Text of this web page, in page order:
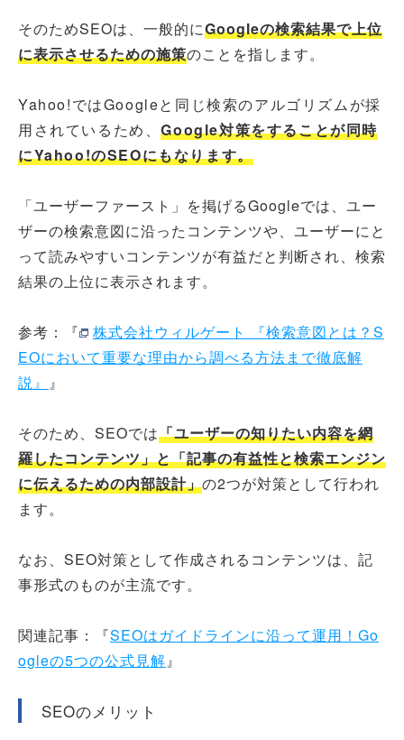
そのためSEOは、一般的にGoogleの検索結果で上位
に表示させるための施策のことを指します。
Yahoo!ではGoogleと同じ検索のアルゴリズムが採
用されているため、Google対策をすることが同時
にYahoo!のSEOにもなります。
「ユーザーファースト」を掲げるGoogleでは、ユー
ザーの検索意図に沿ったコンテンツや、ユーザーにと
って読みやすいコンテンツが有益だと判断され、検索
結果の上位に表示されます。
参考：『
株式会社ウィルゲート 『検索意図とは？S
EOにおいて重要な理由から調べる方法まで徹底解
説』 』
そのため、SEOでは「ユーザーの知りたい内容を網
羅したコンテンツ」と「記事の有益性と検索エンジン
に伝えるための内部設計」の2つが対策として行われ
ます。
なお、SEO対策として作成されるコンテンツは、記
事形式のものが主流です。
関連記事：『SEOはガイドラインに沿って運用！Go
ogleの5つの公式見解』
SEOのメリット